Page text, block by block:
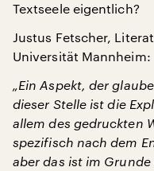
Textseele eigentlich?
Justus Fetscher,
Universität Mannheim:
„Ein Aspekt, der
dieser Stelle ist die
allem des gedruckten
spezifisch nach dem
aber das ist im